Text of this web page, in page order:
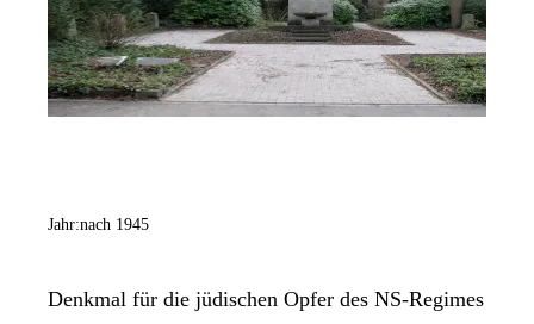
Jahr:nach 1945
Denkmal für die jüdischen Opfer des NS-Regimes